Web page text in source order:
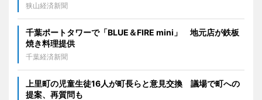
狭山経済新聞
千葉ポートタワーで「BLUE＆FIRE mini」 地元店が鉄板
焼き料理提供
千葉経済新聞
上里町の児童生徒16人が町長らと意見交換 議場で町への
提案、再質問も